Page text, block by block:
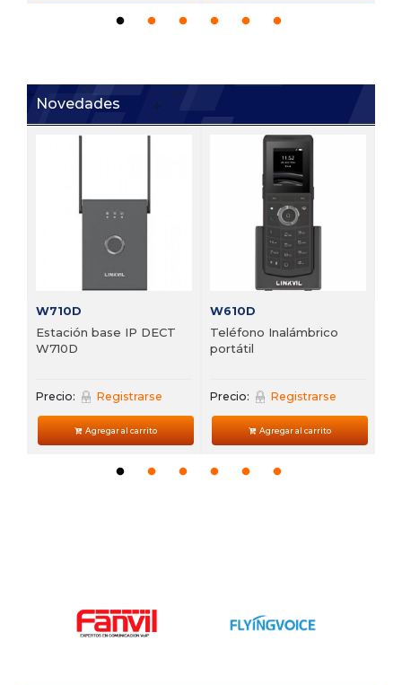
Novedades
W710D
Estación base IP DECT
W710D
Precio: Registrarse
Agregar al carrito
W610D
Teléfono Inalámbrico
portátil
Precio: Registrarse
Agregar al carrito